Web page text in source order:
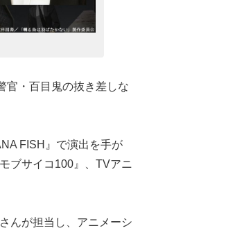
官・百目鬼の抜き差しな
FISH』で演出を手が
ブサイコ100』、TVアニ
んが担当し、アニメーシ